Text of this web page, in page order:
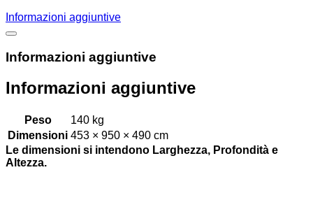
Informazioni aggiuntive
Informazioni aggiuntive
Informazioni aggiuntive
Peso
140 kg
Dimensioni 453 × 950 × 490 cm
Le dimensioni si intendono Larghezza, Profondità e
Altezza.